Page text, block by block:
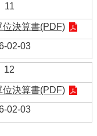
11
決算書(PDF)
02-03
12
決算書(PDF)
02-03